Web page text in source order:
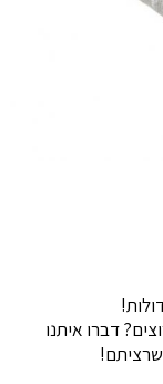
דברו איתנו
שרציתם!